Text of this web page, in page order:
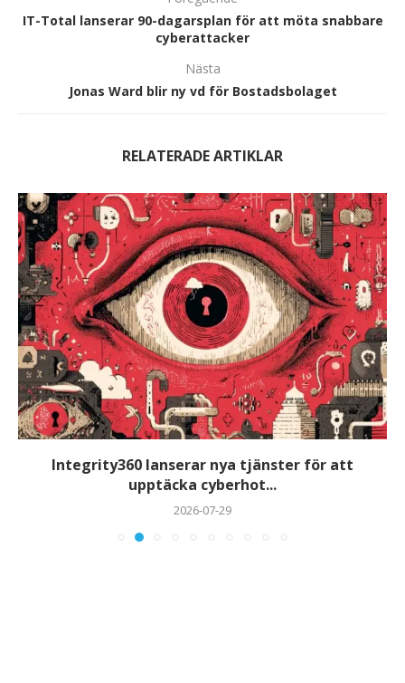
IT-Total lanserar 90-dagarsplan för att möta snabbare
cyberattacker
Nästa
Jonas Ward blir ny vd för Bostadsbolaget
RELATERADE ARTIKLAR
Integrity360 lanserar nya tjänster för att
upptäcka cyberhot...
2026-07-29